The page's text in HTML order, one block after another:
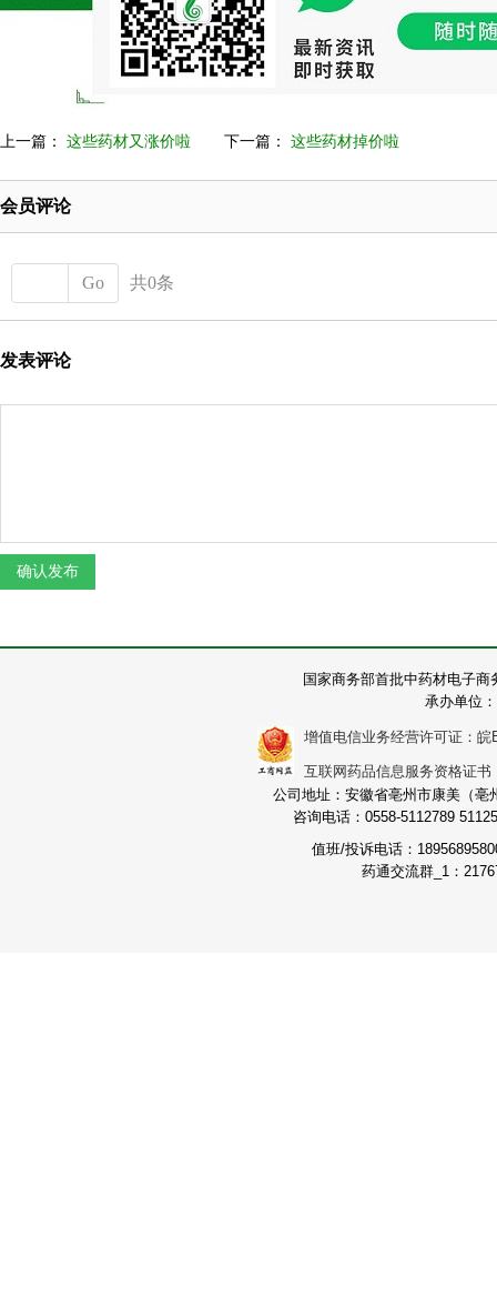
上一篇： 这些药材又涨价啦 下一篇： 这些药材掉价啦
会员评论
Go 共0条
发表评论
国家商务部首批中药材电子
承办单位
增值电信业务经营许可证：皖
互联网药品信息服务资格证
公司地址：安徽省亳州市康美（
咨询电话：0558-5112789
值班/投诉电话：
药通交流群_1：